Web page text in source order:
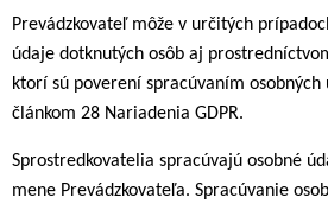
Prevádzkovateľ môže v určitých
údaje dotknutých osôb aj
ktorí sú poverení spracúvaním osobných
článkom 28 Nariadenia GDPR.
Sprostredkovatelia spracúvajú osobné
mene Prevádzkovateľa. Spracúvanie